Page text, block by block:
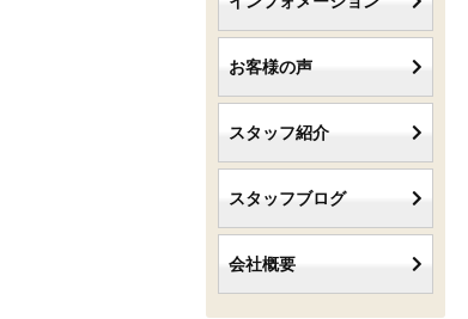
お客様の声
スタッフ紹介
スタッフブログ
会社概要